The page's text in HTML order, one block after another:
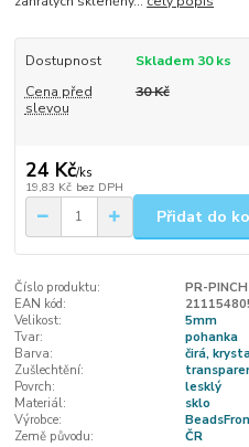
Dostupnost
Skladem 30 ks
Cena před
slevou
30 Kč
24 Kč/ks
19,83 Kč bez DPH
Přidat do
Číslo produktu:
PR-
EAN kód:
Velikost:
5mm
Tvar:
pohanka
Barva:
čirá,
Zušlechtění:
Povrch:
lesklý
Materiál:
sklo
Výrobce:
Země původu:
ČR